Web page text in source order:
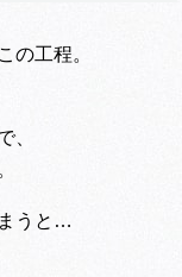
の工程。
、
うと…